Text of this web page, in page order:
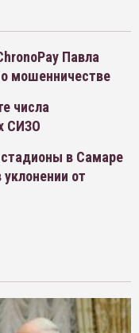
Павла
мошенничестве
числа
СИЗО
стадионы в Самаре
от